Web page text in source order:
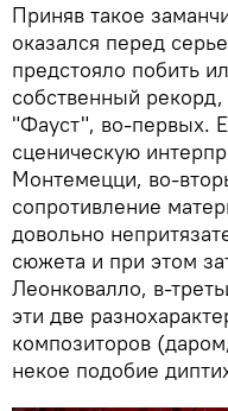
Приняв такое
оказался перед
предстояло побить
собственный
"Фауст", во-первых.
сценическую
Монтемецци, во-
сопротивление
довольно
сюжета и при этом
Леонковалло, в-
эти две
композиторов
некое подобие